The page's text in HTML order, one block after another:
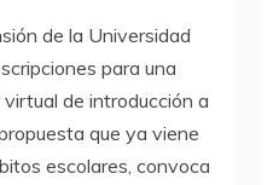
de la Universidad
para una
de introducción a
que ya viene
escolares, convoca